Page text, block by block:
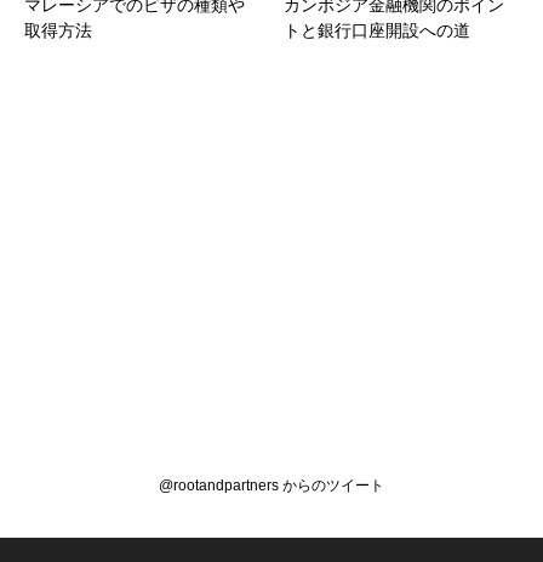
マレーシアでのビザの種類や
取得方法
カンボジア金融機関のポイン
トと銀行口座開設への道
@rootandpartners からのツイート